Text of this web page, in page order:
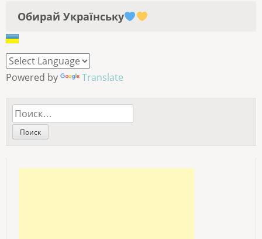
Обирай Українську
Powered by Translate
Найти: